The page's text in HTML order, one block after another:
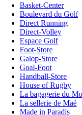
Basket-Center
Boulevard du Golf
Direct Running
Direct-Volley
Espace Golf
Foot-Store
Galop-Store
Goal-Foot
Handball-Store
House of Rugby
La bagagerie du
La sellerie de Maé
Made in Paradis